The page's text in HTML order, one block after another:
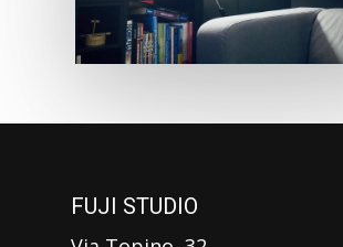
FUJI STUDIO